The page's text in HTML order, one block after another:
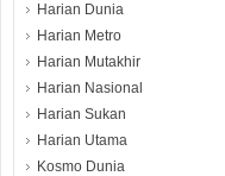
Harian Dunia
Harian Metro
Harian Mutakhir
Harian Nasional
Harian Sukan
Harian Utama
Kosmo Dunia